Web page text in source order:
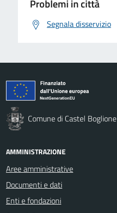
Problemi in città
Segnala disservizio
Comune di Castel Boglione
AMMINISTRAZIONE
Aree amministrative
Documenti e dati
Enti e fondazioni